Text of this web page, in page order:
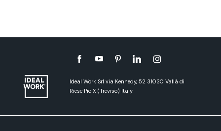
Ideal Work Srl via Kennedy, 52 31030 Vallà di
Riese Pio X (Treviso) Italy